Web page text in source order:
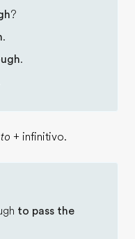
?
.
.
to + infinitivo.
to pass the